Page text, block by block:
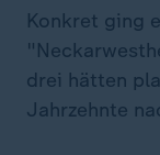
Konkret ging
drei hätten
Jahrzehnte